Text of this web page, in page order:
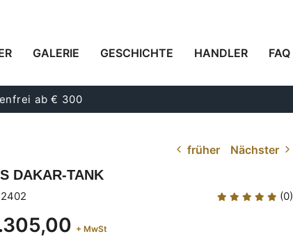
GALERIE GESCHICHTE HANDLER FAQ
ab € 300
früher Nächster
DAKAR-TANK
(0)
2402
+ MwSt